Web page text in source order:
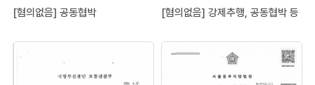
[혐의없음] 공동협박 [혐의없음] 강제추행, 공동협박 등